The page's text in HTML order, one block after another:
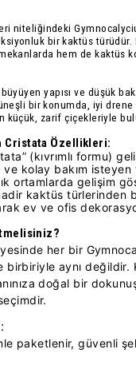
niteliğindeki
bir kaktüs türüdür.
hem de kaktüs
yapısı ve düşük
bir konumda, iyi
küçük, zarif çiçekleriyle
Cristata Özellikleri:
(kıvrımlı formu)
ve kolay bakım isteyen
ortamlarda gelişim
kaktüs türlerinden
ev ve ofis
her bir
aynı değildir.
doğal bir
paketlenir, güvenli